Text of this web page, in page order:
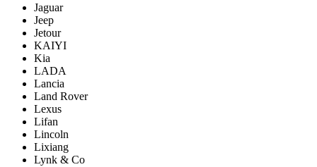
Jaguar
Jeep
Jetour
KAIYI
Kia
LADA
Lancia
Land Rover
Lexus
Lifan
Lincoln
Lixiang
Lynk & Co